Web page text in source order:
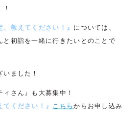
、教えてください！』 については、
と初詣を一緒に行きたいとのことで
ました！
さん』も大募集中！
てください！』
こちらからお申し込み